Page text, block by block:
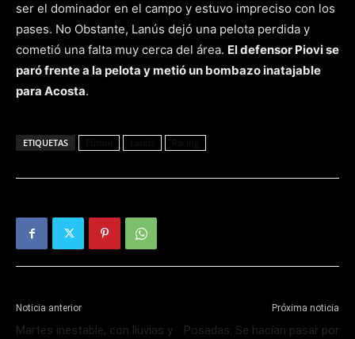
ser el dominador en el campo y estuvo impreciso con los
pases. No Obstante, Lanús dejó una pelota perdida y
cometió una falta muy cerca del área. El defensor Piovi se
paró frente a la pelota y metió un bombazo inatajable
para Acosta.
ETIQUETAS
Noticia anterior
Martes inestable, con lluvias y
Próxima noticia
Posadas: Se hacían pasar por